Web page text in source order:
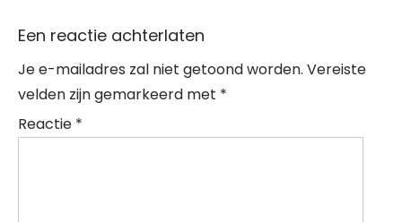
Een reactie achterlaten
Je e-mailadres zal niet getoond worden. Vereiste
velden zijn gemarkeerd met *
Reactie *